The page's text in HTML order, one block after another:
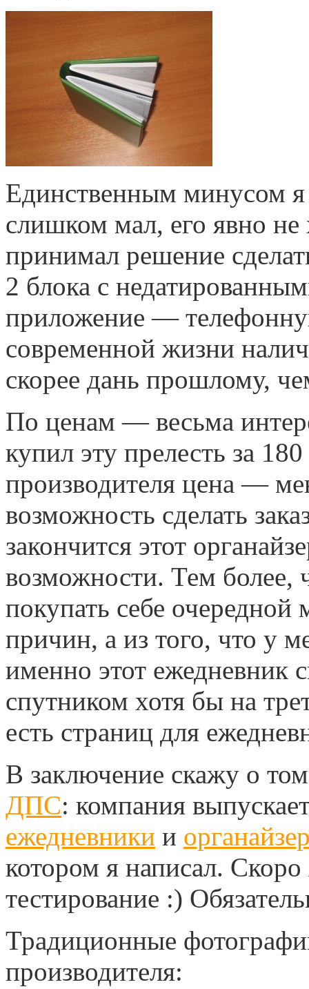
Единственным минусом я
слишком мал, его явно не
принимал решение
2 блока с
приложение —
современной жизни
скорее дань прошлому,
По ценам — весьма
купил эту прелесть за
производителя цена —
возможность сделать
закончится этот
возможности. Тем более,
покупать себе
причин, а из того, что у
именно этот ежедневник
спутником хотя бы на
есть страниц для
В заключение скажу о
ДПС: компания
ежедневники и
котором я написал.
тестирование :)
Традиционные
производителя: